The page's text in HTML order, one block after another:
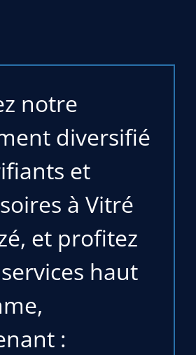
notre
diversifié
et
à Vitré
et profitez
haut
: